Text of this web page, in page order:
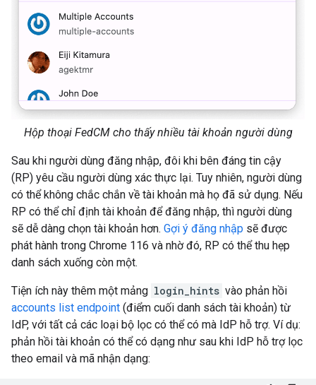
Hộp thoại FedCM cho thấy nhiều tài khoản người dùng
Sau khi người dùng đăng nhập, đôi khi bên đáng tin cậy
(RP) yêu cầu người dùng xác thực lại. Tuy nhiên, người dùng
có thể không chắc chắn về tài khoản mà họ đã sử dụng. Nếu
RP có thể chỉ định tài khoản để đăng nhập, thì người dùng
sẽ dễ dàng chọn tài khoản hơn. Gợi ý đăng nhập sẽ được
phát hành trong Chrome 116 và nhờ đó, RP có thể thu hẹp
danh sách xuống còn một.
Tiện ích này thêm một mảng login_hints vào phản hồi
accounts list endpoint (điểm cuối danh sách tài khoản) từ
IdP, với tất cả các loại bộ lọc có thể có mà IdP hỗ trợ. Ví dụ:
phản hồi tài khoản có thể có dạng như sau khi IdP hỗ trợ lọc
theo email và mã nhận dạng: